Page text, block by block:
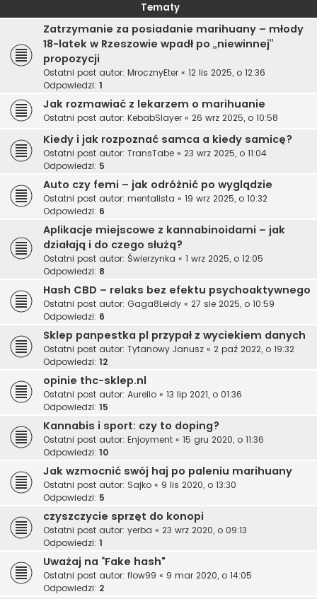
Tematy
Zatrzymanie za posiadanie marihuany – młody
18-latek w Rzeszowie wpadł po „niewinnej”
propozycji
Ostatni post autor: MrocznyEter « 12 lis 2025, o 12:36
Odpowiedzi: 1
Jak rozmawiać z lekarzem o marihuanie
Ostatni post autor: KebabSlayer « 26 wrz 2025, o 10:58
Kiedy i jak rozpoznać samca a kiedy samicę?
Ostatni post autor: TransTabe « 23 wrz 2025, o 11:04
Odpowiedzi: 5
Auto czy femi – jak odróżnić po wyglądzie
Ostatni post autor: mentalista « 19 wrz 2025, o 10:32
Odpowiedzi: 6
Aplikacje miejscowe z kannabinoidami – jak
działają i do czego służą?
Ostatni post autor: Świerzynka « 1 wrz 2025, o 12:05
Odpowiedzi: 8
Hash CBD – relaks bez efektu psychoaktywnego
Ostatni post autor: Gaga8Leidy « 27 sie 2025, o 10:59
Odpowiedzi: 6
Sklep panpestka pl przypał z wyciekiem danych
Ostatni post autor: Tytanowy Janusz « 2 paź 2022, o 19:32
Odpowiedzi: 12
opinie thc-sklep.nl
Ostatni post autor: Aurelio « 13 lip 2021, o 01:36
Odpowiedzi: 15
Kannabis i sport: czy to doping?
Ostatni post autor: Enjoyment « 15 gru 2020, o 11:36
Odpowiedzi: 10
Jak wzmocnić swój haj po paleniu marihuany
Ostatni post autor: Sajko « 9 lis 2020, o 13:30
Odpowiedzi: 5
czyszczycie sprzęt do konopi
Ostatni post autor: yerba « 23 wrz 2020, o 09:13
Odpowiedzi: 1
Uważaj na “Fake hash"
Ostatni post autor: flow99 « 9 mar 2020, o 14:05
Odpowiedzi: 2